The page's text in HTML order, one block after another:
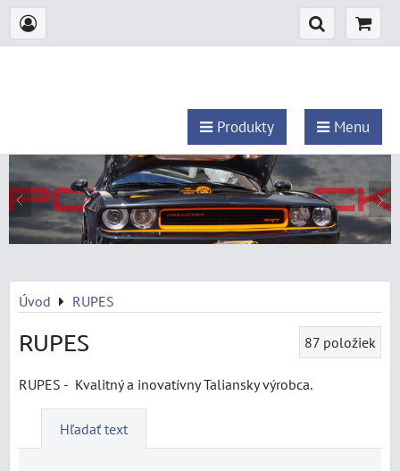
Produkty Menu
Úvod RUPES
RUPES 87 položiek
RUPES - Kvalitný a inovatívny Taliansky výrobca.
Hľadať text